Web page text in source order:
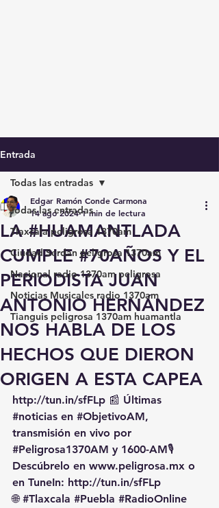
Entrada
Todas las entradas
Tlaxcala peligrosa 1370am
Ciudad Serdán peligrosa 1370am
Nacional radio 1370am peligrosa
Noticias Musicales radio 1370am
Tianguis peligrosa 1370am huamantla
Todas las entradas
LA #HUAMANTLADA
CUMPLE #70AÑOS Y EL
PERIODISTA JUAN
ANTONIO HERNÁNDEZ
NOS HABLA DE LOS
HECHOS QUE DIERON
ORIGEN A ESTA CAPEA
Edgar Ramón Conde Carmona
14 ago 2024 1 min de lectura
http://tun.in/sfFLp 📰 Últimas
#noticias en #ObjetivoAM,
transmisión en vivo por
#Peligrosa1370AM y 1600-AM🎙️
Descúbrelo en www.peligrosa.mx o
en TuneIn: http://tun.in/sfFLp
🌐 #Tlaxcala #Puebla #RadioOnline